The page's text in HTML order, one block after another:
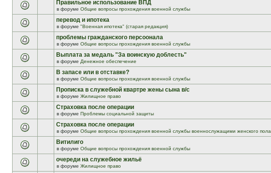
Правильное использование ВПД
в форуме Общие вопросы прохождения военной службы
перевод и ипотека
в форуме "Военная ипотека" (старая редакция)
проблемы гражданского персоонала
в форуме Общие вопросы прохождения военной службы
Выплата за медаль "За воинскую доблесть"
в форуме Денежное обеспечение
В запасе или в отставке?
в форуме Общие вопросы прохождения военной службы
Прописка в служебной квартре жены сына в/с
в форуме Жилищное право
Страховка после операции
в форуме Проблемы социальной защиты
Страховка после операции
в форуме Общие вопросы прохождения военной службы военнослужащими женского пола
Витилиго
в форуме Общие вопросы прохождения военной службы
очереди на служебное жильё
в форуме Жилищное право